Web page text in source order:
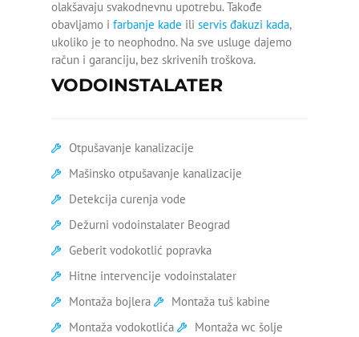
Silikoniranje kade
Skidanje silikona sa kade
Slab pritisak hladne vode
Ugradnja kade
Ugradnja vodokotlića
Zamena ventila za vodu
Zamena ek ventila
Zamena ventila na radijatoru
olakšavaju svakodnevnu upotrebu. Takođe
obavljamo i farbanje kade ili servis đakuzi kada,
ukoliko je to neophodno. Na sve usluge dajemo
račun i garanciju, bez skrivenih troškova.
VODOINSTALATER
Otpušavanje kanalizacije
Mašinsko otpušavanje kanalizacije
Detekcija curenja vode
Dežurni vodoinstalater Beograd
Geberit vodokotlić popravka
Hitne intervencije vodoinstalater
Montaža bojlera
Montaža tuš kabine
Montaža vodokotlića
Montaža wc šolje